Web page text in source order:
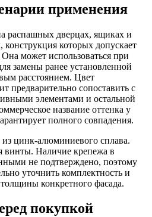
применения
распашных дверцах, ящиках и
конструкция которых допускает
может использоваться при
замены ранее установленной
расстоянием. Цвет
предварительно сопоставить с
элементами и остальной
название оттенка у
полного совпадения.
цинк-алюминиевого сплава.
винты. Наличие крепежа в
не подтверждено, поэтому
уточнить комплектность и
конкретного фасада.
покупкой